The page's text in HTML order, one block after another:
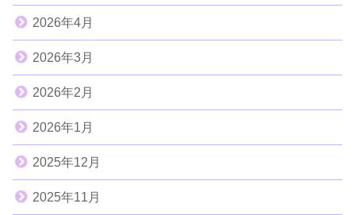
2026年4月
2026年3月
2026年2月
2026年1月
2025年12月
2025年11月